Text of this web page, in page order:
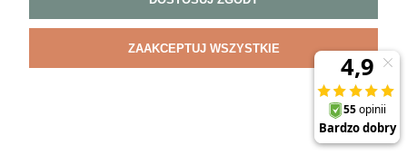
POKAŻ PEŁNĄ WERSJĘ STRONY
Sklep internetowy Shoper.pl
ZAAKCEPTUJ WSZYSTKIE